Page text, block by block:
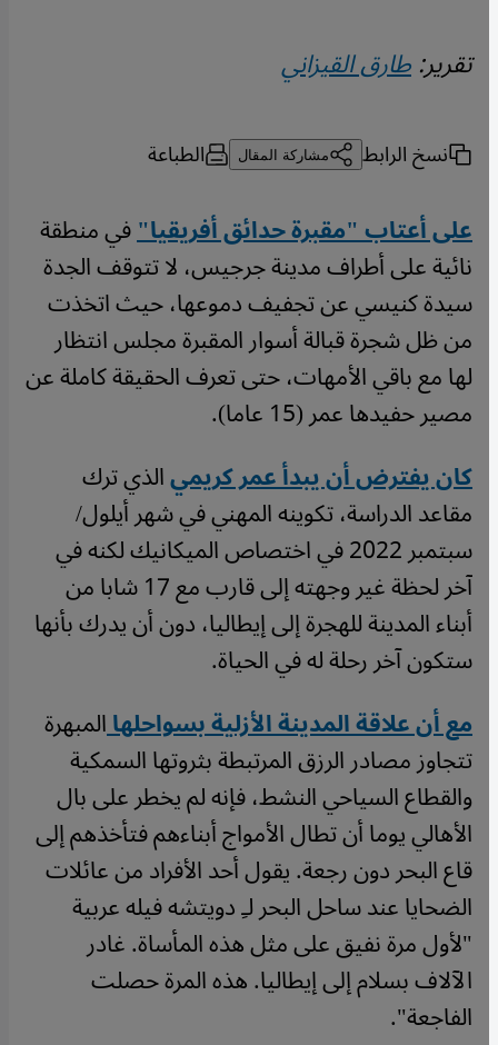
تقرير:طارق القيزاني
نسخ الرابط مشاركة المقال الطباعة
على أعتاب "مقبرة حدائق أفريقيا"في منطقة
نائية على أطراف مدينة جرجيس، لا تتوقف الجدة
سيدة كنيسي عن تجفيف دموعها، حيث اتخذت
من ظل شجرة قبالة أسوار المقبرة مجلس انتظار
لها مع باقي الأمهات، حتى تعرف الحقيقة كاملة عن
مصير حفيدها عمر (15 عاما).
كان يفترض أن يبدأ عمر كريميالذي ترك
مقاعد الدراسة، تكوينه المهني في شهر أيلول/
سبتمبر 2022 في اختصاص الميكانيك لكنه في
آخر لحظة غير وجهته إلى قارب مع 17 شابا من
أبناء المدينة للهجرة إلى إيطاليا، دون أن يدرك بأنها
ستكون آخر رحلة له في الحياة.
مع أن علاقة المدينة الأزلية بسواحلهاالمبهرة
تتجاوز مصادر الرزق المرتبطة بثروتها السمكية
والقطاع السياحي النشط، فإنه لم يخطر على بال
الأهالي يوما أن تطال الأمواج أبناءهم فتأخذهم إلى
قاع البحر دون رجعة. يقول أحد الأفراد من عائلات
الضحايا عند ساحل البحر لـِ دويتشه فيله عربية
"لأول مرة نفيق على مثل هذه المأساة. غادر
الآلاف بسلام إلى إيطاليا. هذه المرة حصلت
الفاجعة".